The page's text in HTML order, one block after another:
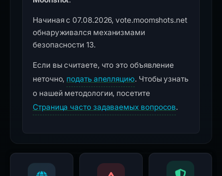
Начиная с 07.08.2026, vote.moomshots.net
обнаруживался механизмами
безопасности 13.
Если вы считаете, что это объявление
неточно, подать апелляцию. Чтобы узнать
о нашей методологии, посетите
Страница часто задаваемых вопросов.